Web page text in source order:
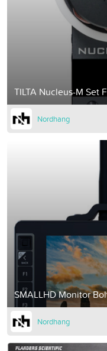
TILTA Nucleus-M Set
Nordhang
SMALLHD Monitor
Nordhang